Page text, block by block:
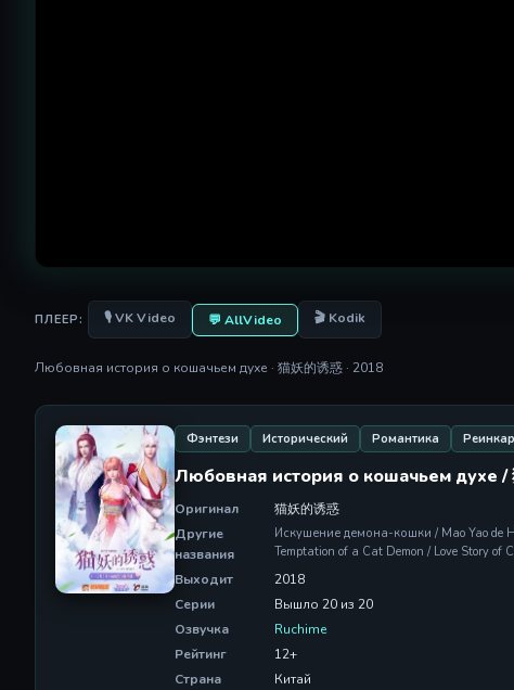
ПЛЕЕР: 🎙 VK Video 💬 AllVideo 🎬 Kodik
Любовная история о кошачьем духе · 猫妖的诱惑 · 2018
Фэнтези Исторический Романтика
Любовная история о кошачьем духе /
Оригинал
猫妖的诱惑
Другие
названия
Искушение демона-кошки / Mao Yao de
Temptation of a Cat Demon / Love Story
Выходит
2018
Серии
Вышло 20 из 20
Озвучка
Ruchime
Рейтинг
12+
Страна
Китай